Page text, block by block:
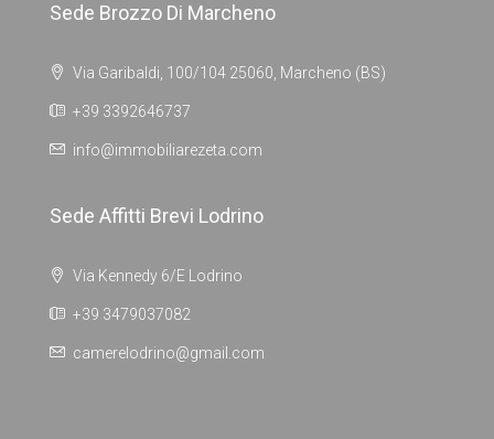
Sede Brozzo Di Marcheno
Via Garibaldi, 100/104 25060, Marcheno (BS)
+39 3392646737
info@immobiliarezeta.com
Sede Affitti Brevi Lodrino
Via Kennedy 6/E Lodrino
+39 3479037082
camerelodrino@gmail.com